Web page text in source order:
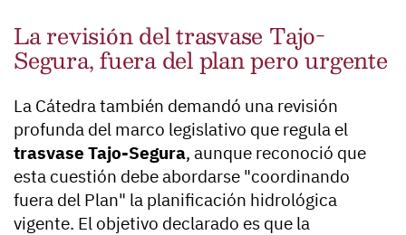
La revisión del trasvase Tajo-
Segura, fuera del plan pero urgente
La Cátedra también demandó una revisión
profunda del marco legislativo que regula el
trasvase Tajo-Segura, aunque reconoció que
esta cuestión debe abordarse "coordinando
fuera del Plan" la planificación hidrológica
vigente. El objetivo declarado es que la